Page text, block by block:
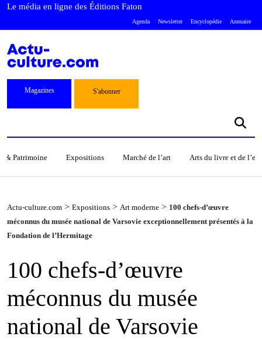
Le média en ligne des Éditions Faton
Agenda Newsletter Encyclopédie Annuaire
Magazines S'abonner
& Patrimoine Expositions Marché de l’art Arts du livre et de
Actu-culture.com > Expositions > Art moderne > 100 chefs-d’œuvre
méconnus du musée national de Varsovie exceptionnellement présentés à la
Fondation de l’Hermitage
100 chefs-d’œuvre
méconnus du musée
national de Varsovie